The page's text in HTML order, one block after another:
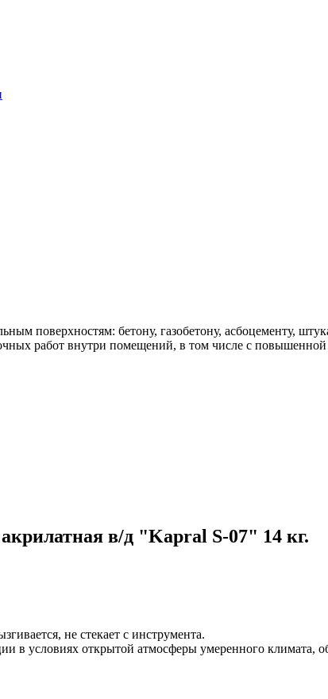
поверхностям: бетону, газобетону, асбоцементу,
работ внутри помещений, в том числе с
в/д "Kapral S-07" 14 кг.
не стекает с инструмента.
в условиях открытой атмосферы умеренного климата,